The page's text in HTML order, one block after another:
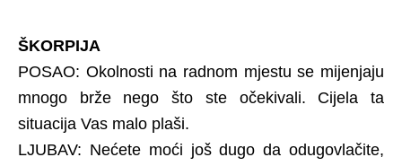
ŠKORPIJA
POSAO: Okolnosti na radnom mjestu se mijenjaju
mnogo brže nego što ste očekivali. Cijela ta
situacija Vas malo plaši.
LJUBAV: Nećete moći još dugo da odugovlačite,